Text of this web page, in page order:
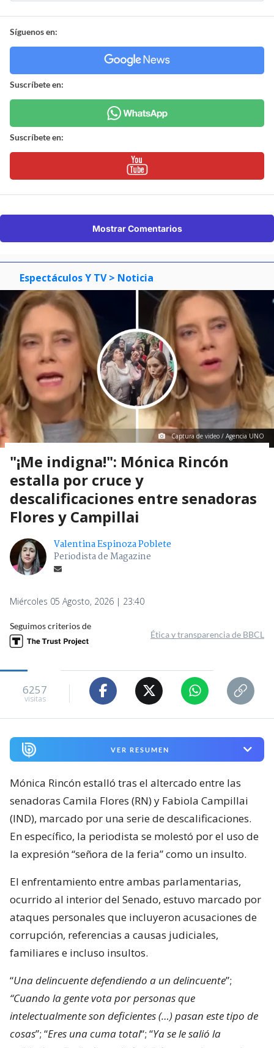
Síguenos en:
Suscríbete en:
Suscríbete en:
Mostrar Comentarios
Espectáculos Y TV > Noticia
Captura de video / Agencia UNO
"¡Me indigna!": Mónica Rincón
estalla por cruce y
descalificaciones entre senadoras
Flores y Campillai
Valentina Espinoza Poblete
Periodista de Magazine
Miércoles 05 Agosto, 2026 | 23:40
Seguimos criterios de
Ética y transparencia de BBCL
6257
visitas
VER RESUMEN
Mónica Rincón estalló tras el altercado entre las
senadoras Camila Flores (RN) y Fabiola Campillai
(IND), marcado por una serie de descalificaciones.
En específico, la periodista se molestó por el uso de
la expresión “señora de la feria” como un insulto.
El enfrentamiento entre ambas parlamentarias,
ocurrido al interior del Senado, estuvo marcado por
ataques personales que incluyeron acusaciones de
corrupción, referencias a causas judiciales,
familiares e incluso insultos.
“Una delincuente defendiendo a un delincuente”;
“Cuando la gente vota por personas que
intelectualmente son deficientes (…) pasan este tipo de
cosas”; “Eres una cuma total“; “Ya se le salió la